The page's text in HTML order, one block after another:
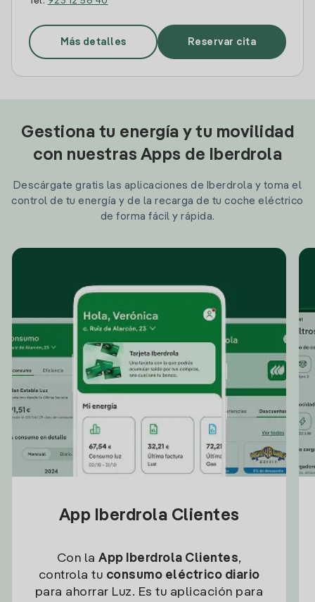
Más detalles Reservar cita
Gestiona tu energía y tu movilidad
con nuestras Apps de Iberdrola
Descárgate gratis las aplicaciones de Iberdrola y toma el
control de tu energía y de la recarga de tu coche eléctrico
de forma fácil y rápida.
App Iberdrola Clientes
Con la App Iberdrola Clientes,
controla tu consumo eléctrico diario
para ahorrar Luz. Es tu aplicación para